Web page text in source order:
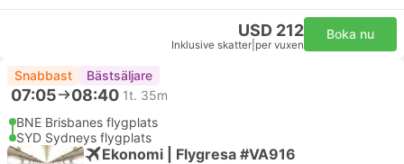
USD 212
Inklusive skatter per vuxen
Boka nu
Snabbast Bästsäljare
07:05 08:40 1t. 35m
BNE Brisbanes flygplats
SYD Sydneys flygplats
Ekonomi | Flygresa #VA916